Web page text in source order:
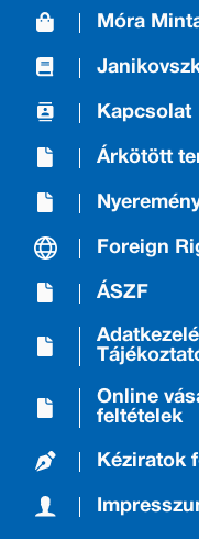
Móra
Kapcsolat
Árkötött
Foreign
ÁSZF
Online
feltételek
Kéziratok